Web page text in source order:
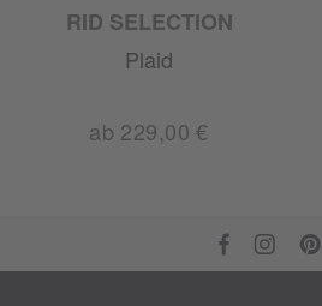
RID SELECTION
Plaid
ab 229,00 €